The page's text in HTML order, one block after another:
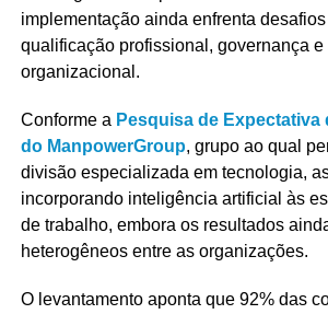
implementação ainda enfrenta
qualificação profissional, governança e
organizacional.
Conforme a Pesquisa de Expectativa
do ManpowerGroup, grupo ao qual
divisão especializada em tecnologia,
incorporando inteligência artificial às
de trabalho, embora os resultados
heterogêneos entre as organizações.
O levantamento aponta que 92% das